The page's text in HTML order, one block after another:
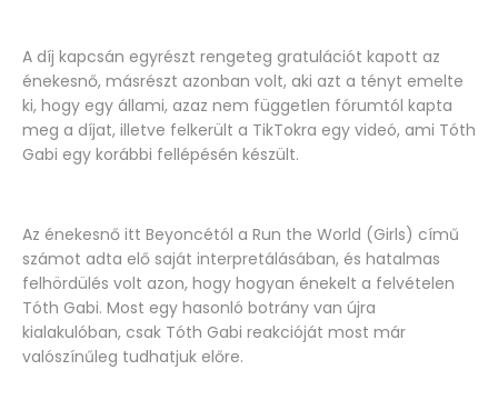
A díj kapcsán egyrészt rengeteg gratulációt kapott az
énekesnő, másrészt azonban volt, aki azt a tényt emelte
ki, hogy egy állami, azaz nem független fórumtól kapta
meg a díjat, illetve felkerült a TikTokra egy videó, ami Tóth
Gabi egy korábbi fellépésén készült.
Az énekesnő itt Beyoncétól a Run the World (Girls) című
számot adta elő saját interpretálásában, és hatalmas
felhördülés volt azon, hogy hogyan énekelt a felvételen
Tóth Gabi. Most egy hasonló botrány van újra
kialakulóban, csak Tóth Gabi reakcióját most már
valószínűleg tudhatjuk előre.